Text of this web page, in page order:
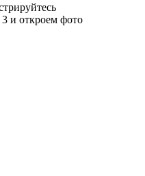
и откроем фото